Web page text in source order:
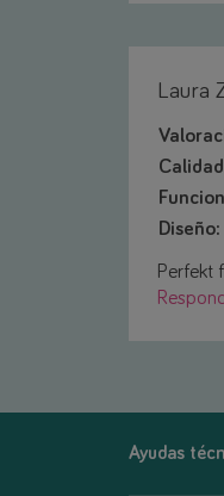
Laura
Diseño:
Perfekt
Ayudas